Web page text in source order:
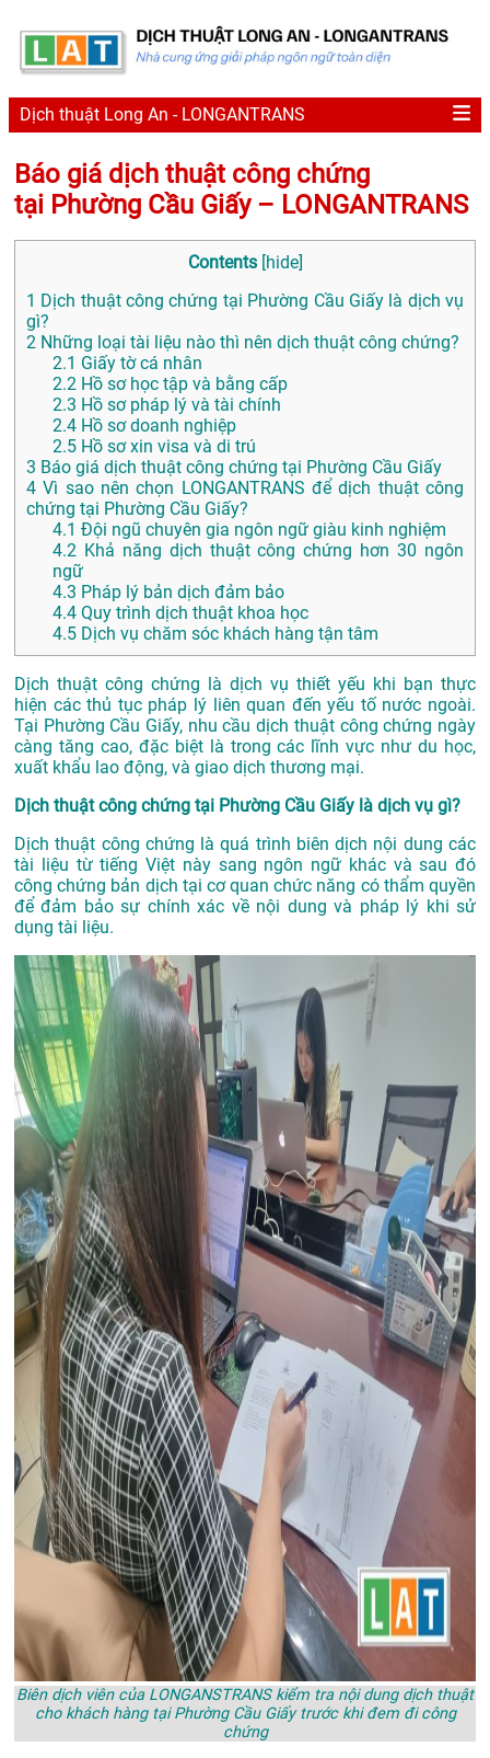
Dịch thuật Long An - LONGANTRANS
Báo giá dịch thuật công chứng
tại Phường Cầu Giấy – LONGANTRANS
Contents [hide]
1 Dịch thuật công chứng tại Phường Cầu Giấy là dịch vụ
gì?
2 Những loại tài liệu nào thì nên dịch thuật công chứng?
2.1 Giấy tờ cá nhân
2.2 Hồ sơ học tập và bằng cấp
2.3 Hồ sơ pháp lý và tài chính
2.4 Hồ sơ doanh nghiệp
2.5 Hồ sơ xin visa và di trú
3 Báo giá dịch thuật công chứng tại Phường Cầu Giấy
4 Vì sao nên chọn LONGANTRANS để dịch thuật công
chứng tại Phường Cầu Giấy?
4.1 Đội ngũ chuyên gia ngôn ngữ giàu kinh nghiệm
4.2 Khả năng dịch thuật công chứng hơn 30 ngôn
ngữ
4.3 Pháp lý bản dịch đảm bảo
4.4 Quy trình dịch thuật khoa học
4.5 Dịch vụ chăm sóc khách hàng tận tâm
Dịch thuật công chứng là dịch vụ thiết yếu khi bạn thực
hiện các thủ tục pháp lý liên quan đến yếu tố nước ngoài.
Tại Phường Cầu Giấy, nhu cầu dịch thuật công chứng ngày
càng tăng cao, đặc biệt là trong các lĩnh vực như du học,
xuất khẩu lao động, và giao dịch thương mại.
Dịch thuật công chứng tại Phường Cầu Giấy là dịch vụ gì?
Dịch thuật công chứng là quá trình biên dịch nội dung các
tài liệu từ tiếng Việt này sang ngôn ngữ khác và sau đó
công chứng bản dịch tại cơ quan chức năng có thẩm quyền
để đảm bảo sự chính xác về nội dung và pháp lý khi sử
dụng tài liệu.
Biên dịch viên của LONGANSTRANS kiểm tra nội dung dịch thuật
cho khách hàng tại Phường Cầu Giấy trước khi đem đi công
chứng